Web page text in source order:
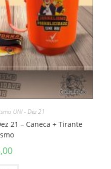
UNI - Dez 21
21 – Caneca + Tirante